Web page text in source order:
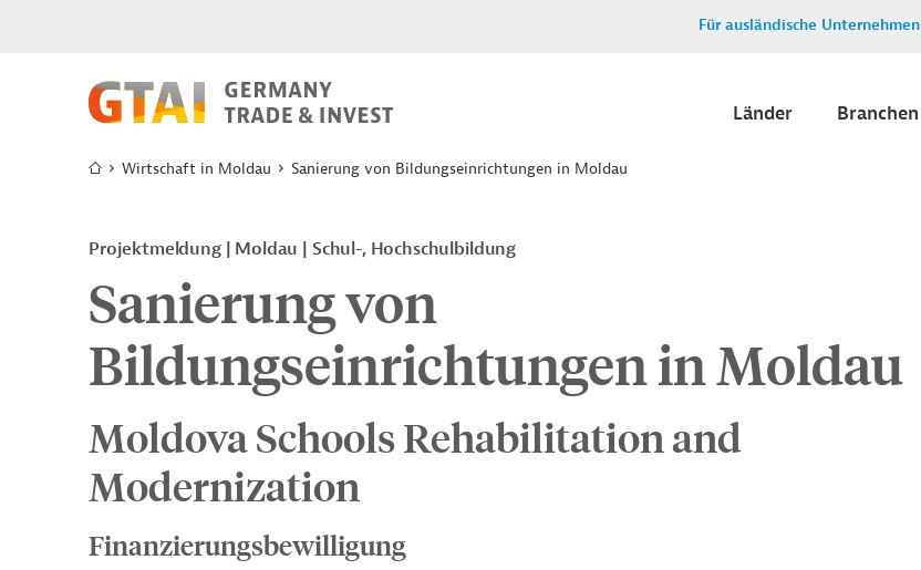
Für ausländische Unternehmen
Länder Branchen
Wirtschaft in Moldau Sanierung von Bildungseinrichtungen in Moldau
Projektmeldung Moldau Schul-, Hochschulbildung
Sanierung von
Bildungseinrichtungen in Moldau
Moldova Schools Rehabilitation and
Modernization
Finanzierungsbewilligung